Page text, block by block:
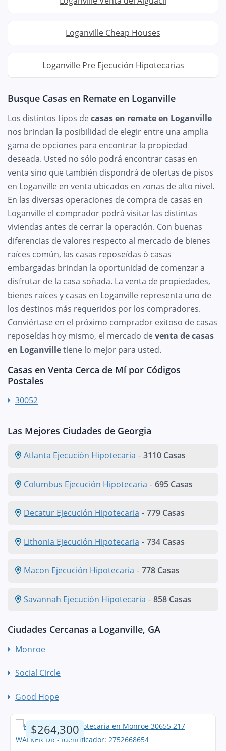
Loganville Cheap Houses
Loganville Pre Ejecución Hipotecarias
Busque Casas en Remate en Loganville
Los distintos tipos decasas en remate en Loganville
nos brindan la posibilidad de elegir entre una amplia
gama de opciones para encontrar la propiedad
deseada. Usted no sólo podrá encontrar casas en
venta sino que también dispondrá de ofertas de pisos
en Loganville en venta ubicados en zonas de alto nivel.
En las diversas operaciones de compra de casas en
Loganville el comprador podrá visitar las distintas
viviendas antes de cerrar la operación. Con buenas
diferencias de valores respecto al mercado de bienes
raíces común, las casas reposeídas ó casas
embargadas brindan la oportunidad de comenzar a
disfrutar de la casa soñada. La venta de propiedades,
bienes raíces y casas en Loganville representa uno de
los destinos más requeridos por los compradores.
Conviértase en el próximo comprador exitoso de casas
reposeídas hoy mismo, el mercado deventa de casas
en Loganvilletiene lo mejor para usted.
Casas en Venta Cerca de Mí por Códigos
Postales
30052
Las Mejores Ciudades de Georgia
Atlanta Ejecución Hipotecaria - 3110 Casas
Columbus Ejecución Hipotecaria - 695 Casas
Decatur Ejecución Hipotecaria - 779 Casas
Lithonia Ejecución Hipotecaria - 734 Casas
Macon Ejecución Hipotecaria - 778 Casas
Savannah Ejecución Hipotecaria - 858 Casas
Ciudades Cercanas a Loganville, GA
Monroe
Social Circle
Good Hope
$264,300